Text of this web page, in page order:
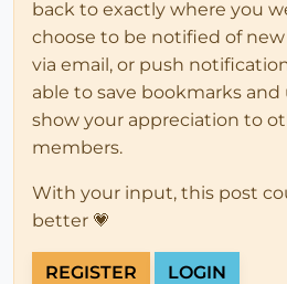
back to exactly where you
choose to be notified of
via email, or push
able to save bookmarks
show your appreciation to
members.
With your input, this post
better 💗
REGISTER LOGIN